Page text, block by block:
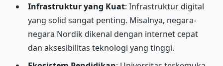
Infrastruktur yang Kuat: Infrastruktur digital
yang solid sangat penting. Misalnya, negara-
negara Nordik dikenal dengan internet cepat
dan aksesibilitas teknologi yang tinggi.